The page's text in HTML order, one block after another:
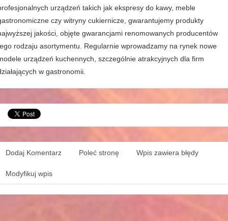
urządzeń takich jak ekspresy do kawy, meble
czy witryny cukiernicze, gwarantujemy produkty
jakości, objęte gwarancjami renomowanych producentów
rodzaju asortymentu. Regularnie wprowadzamy na rynek nowe
urządzeń kuchennych, szczególnie atrakcyjnych dla firm
w gastronomii.
Dodaj Komentarz Poleć stronę Wpis zawiera błędy
Modyfikuj wpis